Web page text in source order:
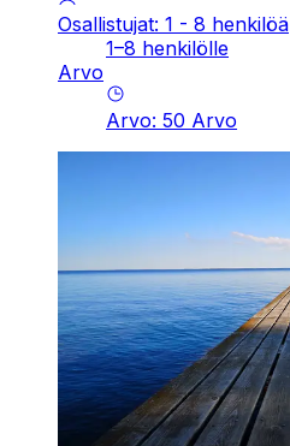
Osallistujat: 1 - 8 henkilöä
1–8 henkilölle
Arvo
Arvo: 50 Arvo